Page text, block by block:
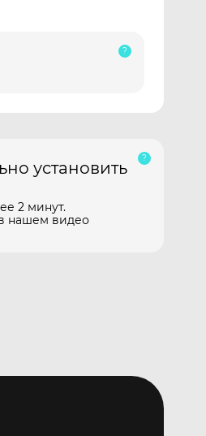
установить
2 минут.
нашем видео